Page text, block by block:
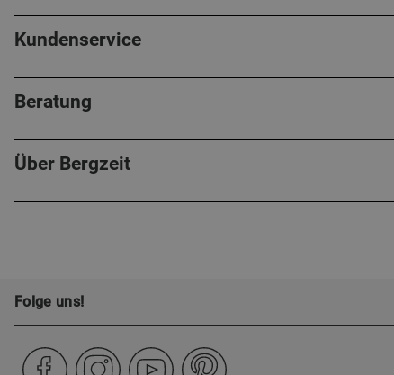
Kundenservice
Beratung
Über Bergzeit
Folge uns!